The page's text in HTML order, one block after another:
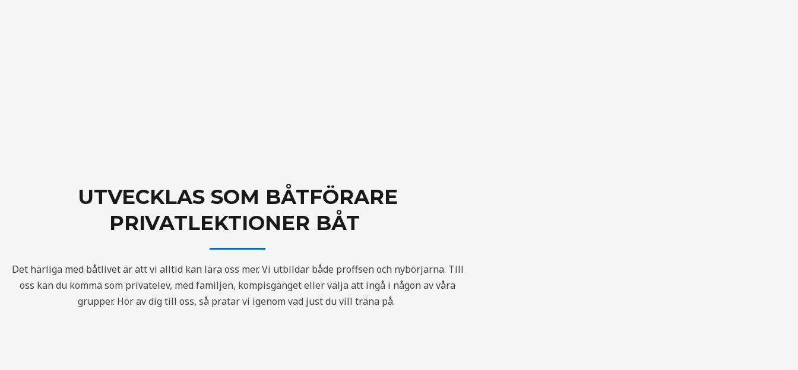
UTVECKLAS SOM BÅTFÖRARE
PRIVATLEKTIONER BÅT
Det härliga med båtlivet är att vi alltid kan lära oss mer. Vi utbildar både proffsen och nybörjarna. Till
oss kan du komma som privatelev, med familjen, kompisgänget eller välja att ingå i någon av våra
grupper. Hör av dig till oss, så pratar vi igenom vad just du vill träna på.